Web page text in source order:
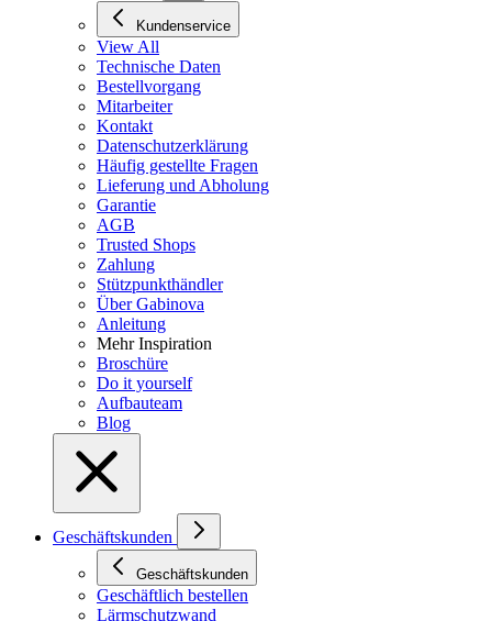
Kundenservice
View All
Technische Daten
Bestellvorgang
Mitarbeiter
Kontakt
Datenschutzerklärung
Häufig gestellte Fragen
Lieferung und Abholung
Garantie
AGB
Trusted Shops
Zahlung
Stützpunkthändler
Über Gabinova
Anleitung
Mehr Inspiration
Broschüre
Do it yourself
Aufbauteam
Blog
Geschäftskunden
Geschäftskunden
Geschäftlich bestellen
Lärmschutzwand